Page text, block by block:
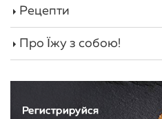
Рецепти
Про Їжу з собою!